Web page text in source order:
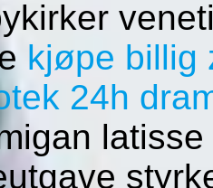
kjøpe billig
24h